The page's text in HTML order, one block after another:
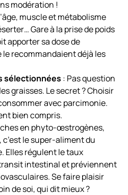
modération !
muscle et métabolisme
Gare à la prise de poids
apporter sa dose de
recommandaient déjà les
sélectionnées : Pas question
graisses. Le secret ? Choisir
avec parcimonie.
bien compris.
en phyto-œstrogènes,
le super-aliment du
Elles régulent le taux
intestinal et préviennent
Se faire plaisir
de soi, qui dit mieux ?